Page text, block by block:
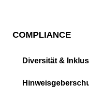
COMPLIANCE
Diversität &